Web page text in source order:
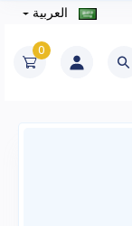
العربية
0